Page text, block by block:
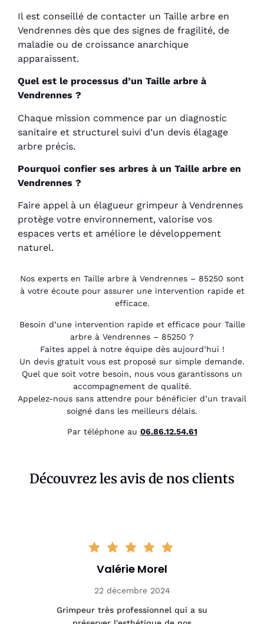
Il est conseillé de contacter un Taille arbre en
Vendrennes dès que des signes de fragilité, de
maladie ou de croissance anarchique
apparaissent.
Quel est le processus d’un Taille arbre à
Vendrennes ?
Chaque mission commence par un diagnostic
sanitaire et structurel suivi d’un devis élagage
arbre précis.
Pourquoi confier ses arbres à un Taille arbre en
Vendrennes ?
Faire appel à un élagueur grimpeur à Vendrennes
protège votre environnement, valorise vos
espaces verts et améliore le développement
naturel.
Nos experts en Taille arbre à Vendrennes – 85250 sont
à votre écoute pour assurer une intervention rapide et
efficace.
Besoin d’une intervention rapide et efficace pour Taille
arbre à Vendrennes – 85250 ?
Faites appel à notre équipe dès aujourd’hui !
Un devis gratuit vous est proposé sur simple demande.
Quel que soit votre besoin, nous vous garantissons un
accompagnement de qualité.
Appelez-nous sans attendre pour bénéficier d’un travail
soigné dans les meilleurs délais.
Par téléphone au 06.86.12.54.61
Découvrez les avis de nos clients
Valérie Morel
22 décembre 2024
Grimpeur très professionnel qui a su